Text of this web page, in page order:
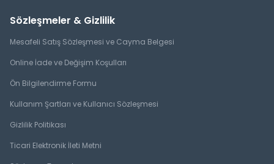
Sözleşmeler & Gizlilik
Mesafeli Satış Sözleşmesi ve Cayma Belgesi
Online İade ve Değişim Koşulları
Ön Bilgilendirme Formu
Kullanım Şartları ve Kullanıcı Sözleşmesi
Gizlilik Politikası
Ticari Elektronik İleti Metni